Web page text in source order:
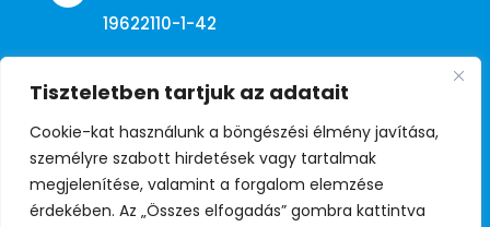
Tiszteletben tartjuk az adatait
Cookie-kat használunk a böngészési élmény javítása,
személyre szabott hirdetések vagy tartalmak
megjelenítése, valamint a forgalom elemzése
érdekében. Az „Összes elfogadás” gombra kattintva
19622110-1-42
Adatkezelési tájékoztató